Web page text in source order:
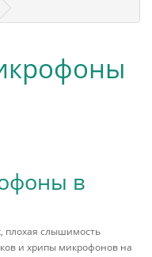
в
плохая слышимость
и хрипы микрофонов на